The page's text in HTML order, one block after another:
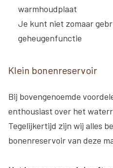
warmhoudplaat
Je kunt niet zomaar
geheugenfunctie
Klein bonenreservoir
Bij bovengenoemde
enthousiast over het
Tegelijkertijd zijn wij alles
bonenreservoir van deze